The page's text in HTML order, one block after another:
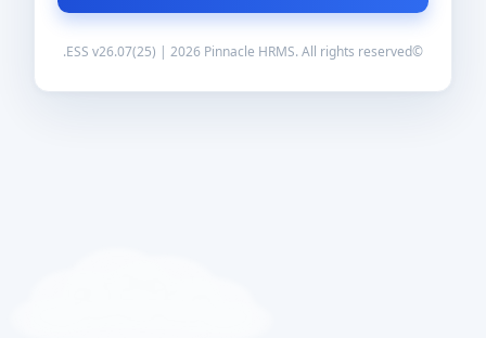
©ESS v26.07(25) | 2026 Pinnacle HRMS. All rights reserved.